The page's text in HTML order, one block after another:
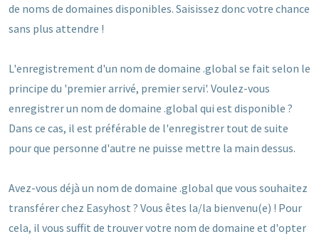
de noms de domaines disponibles. Saisissez donc votre chance
sans plus attendre !
L'enregistrement d'un nom de domaine .global se fait selon le
principe du 'premier arrivé, premier servi'. Voulez-vous
enregistrer un nom de domaine .global qui est disponible ?
Dans ce cas, il est préférable de l'enregistrer tout de suite
pour que personne d'autre ne puisse mettre la main dessus.
Avez-vous déjà un nom de domaine .global que vous souhaitez
transférer chez Easyhost ? Vous êtes la/la bienvenu(e) ! Pour
cela, il vous suffit de trouver votre nom de domaine et d'opter